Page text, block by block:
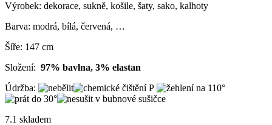
byla:
je:
Výrobek: dekorace, sukně, košile, šaty, sako, kalhoty
Barva: modrá, bílá, červená, …
Šíře: 147 cm
Složení: 97% bavlna, 3% elastan
Údržba:
7.1 skladem